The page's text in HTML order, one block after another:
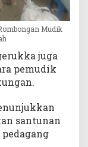
Mudik
juga
pemudik
santunan